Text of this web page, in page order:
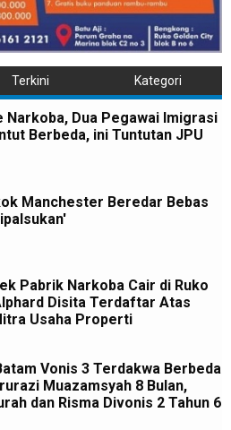
Terkini Kategori
Narkoba, Dua Pegawai Imigrasi
Berbeda, ini Tuntutan JPU
Manchester Beredar Bebas
Pabrik Narkoba Cair di Ruko
Disita Terdaftar Atas
Usaha Properti
Vonis 3 Terdakwa Berbeda
Muazamsyah 8 Bulan,
dan Risma Divonis 2 Tahun 6